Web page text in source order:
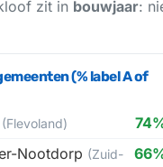
zit in bouwjaar:
(% label A of
(Flevoland)
Nootdorp (Zuid-